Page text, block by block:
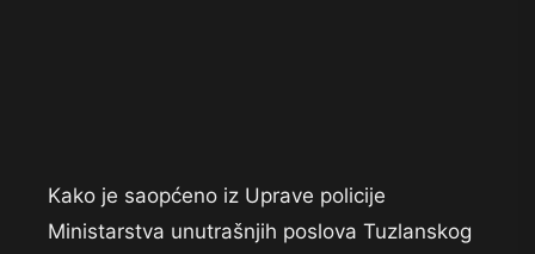
Kako je saopćeno iz Uprave policije
Ministarstva unutrašnjih poslova Tuzlanskog